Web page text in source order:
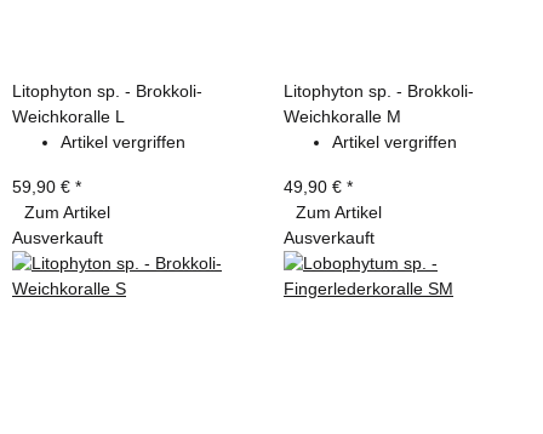
Litophyton sp. - Brokkoli-
Weichkoralle L
Artikel vergriffen
59,90 € *
Zum Artikel
Litophyton sp. - Brokkoli-
Weichkoralle M
Artikel vergriffen
49,90 € *
Zum Artikel
Ausverkauft
Ausverkauft